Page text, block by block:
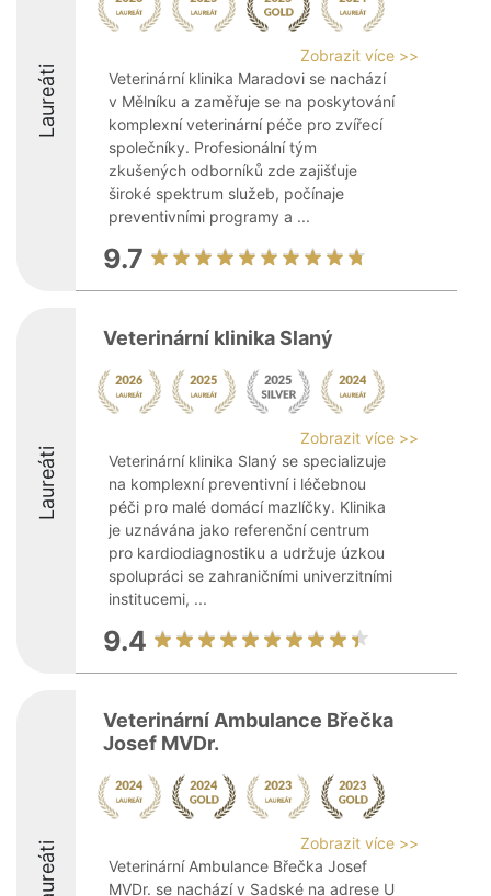
Laureáti
Zobrazit více >>
Veterinární klinika Maradovi se nachází
v Mělníku a zaměřuje se na poskytování
komplexní veterinární péče pro zvířecí
společníky. Profesionální tým
zkušených odborníků zde zajišťuje
široké spektrum služeb, počínaje
preventivními programy a ...
9.7
Laureáti
Veterinární klinika Slaný
Zobrazit více >>
Veterinární klinika Slaný se specializuje
na komplexní preventivní i léčebnou
péči pro malé domácí mazlíčky. Klinika
je uznávána jako referenční centrum
pro kardiodiagnostiku a udržuje úzkou
spolupráci se zahraničními univerzitními
institucemi, ...
9.4
Laureáti
Veterinární Ambulance Břečka
Josef MVDr.
Zobrazit více >>
Veterinární Ambulance Břečka Josef
MVDr. se nachází v Sadské na adrese U